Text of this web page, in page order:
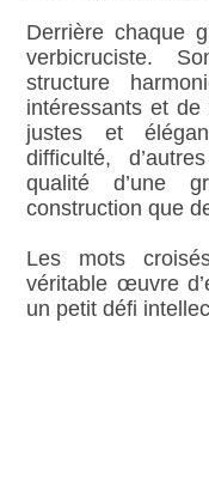
Derrière chaque
verbicruciste.
structure
intéressants et
justes et
difficulté,
qualité d’une
construction que
Les mots
véritable œuvre
un petit défi